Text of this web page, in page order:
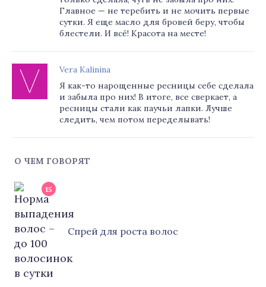
Главное — не теребить и не мочить первые
сутки. Я еще масло для бровей беру, чтобы
блестели. И всё! Красота на месте!
Vera Kalinina
Я как-то нарощенные ресницы себе сделала
и забыла про них! В итоге, все сверкает, а
ресницы стали как паучьи лапки. Лучше
следить, чем потом переделывать!
О ЧЕМ ГОВОРЯТ
15
Cпрей для роста волос